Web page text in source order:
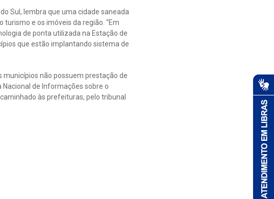
Sul, lembra que uma cidade saneada
e os imóveis da região. “Em
de ponta utilizada na Estação de
que estão implantando sistema de
municípios não possuem prestação de
de Informações sobre o
às prefeituras, pelo tribunal